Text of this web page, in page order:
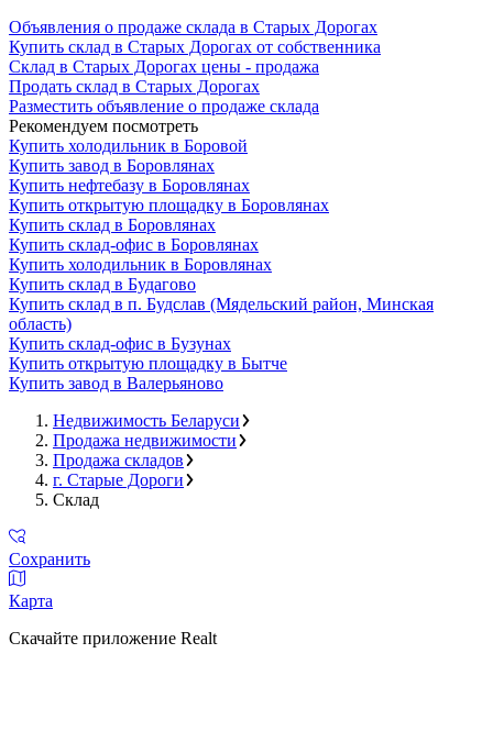
Объявления о продаже склада в Старых Дорогах
Купить склад в Старых Дорогах от собственника
Склад в Старых Дорогах цены - продажа
Продать склад в Старых Дорогах
Разместить объявление о продаже склада
Рекомендуем посмотреть
Купить холодильник в Боровой
Купить завод в Боровлянах
Купить нефтебазу в Боровлянах
Купить открытую площадку в Боровлянах
Купить склад в Боровлянах
Купить склад-офис в Боровлянах
Купить холодильник в Боровлянах
Купить склад в Будагово
Купить склад в п. Будслав (Мядельский район, Минская
область)
Купить склад-офис в Бузунах
Купить открытую площадку в Бытче
Купить завод в Валерьяново
Недвижимость Беларуси
Продажа недвижимости
Продажа складов
г. Старые Дороги
Склад
Сохранить
Карта
Скачайте приложение Realt